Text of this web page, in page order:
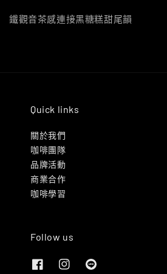
鐵觀音茶感連接黑糖糕甜尾韻
Quick links
關於我們
咖啡團隊
品牌活動
商業合作
咖啡學習
Follow us